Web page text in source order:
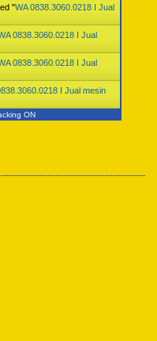
"WA 0838.3060.0218 I Jual
0838.3060.0218 I Jual
0838.3060.0218 I Jual
I Jual mesin
ON